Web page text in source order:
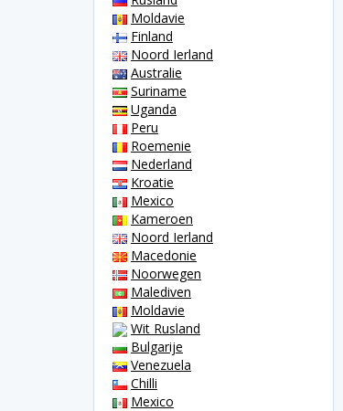
Moldavie
Finland
Noord Ierland
Australie
Suriname
Uganda
Peru
Roemenie
Nederland
Kroatie
Mexico
Kameroen
Noord Ierland
Macedonie
Noorwegen
Malediven
Moldavie
Wit Rusland
Bulgarije
Venezuela
Chilli
Mexico